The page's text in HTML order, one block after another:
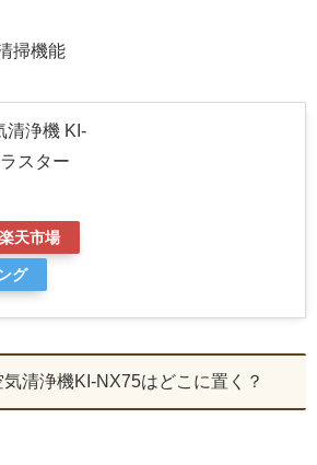
掃機能
清浄機 KI-
スター
楽天市場
グ
清浄機KI-NX75はどこに置く？